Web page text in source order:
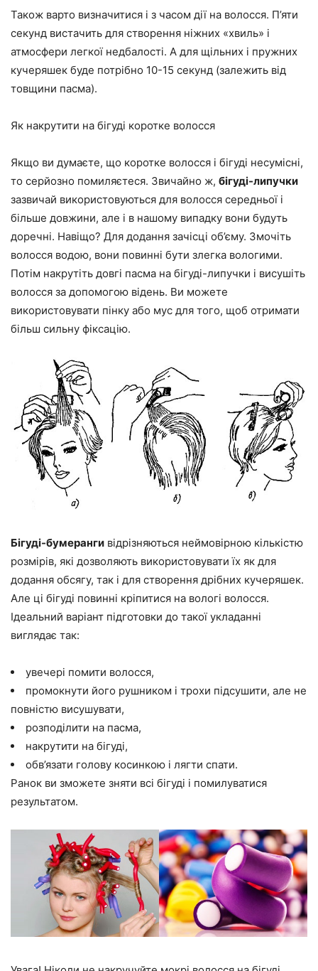
Також варто визначитися і з часом дії на волосся. П’яти
секунд вистачить для створення ніжних «хвиль» і
атмосфери легкої недбалості. А для щільних і пружних
кучеряшек буде потрібно 10-15 секунд (залежить від
товщини пасма).
Як накрутити на бігуді коротке волосся
Якщо ви думаєте, що коротке волосся і бігуді несумісні,
то серйозно помиляєтеся. Звичайно ж, бігуді-липучки
зазвичай використовуються для волосся середньої і
більше довжини, але і в нашому випадку вони будуть
доречні. Навіщо? Для додання зачісці об’єму. Змочіть
волосся водою, вони повинні бути злегка вологими.
Потім накрутіть довгі пасма на бігуді-липучки і висушіть
волосся за допомогою відень. Ви можете
використовувати пінку або мус для того, щоб отримати
більш сильну фіксацію.
Бігуді-бумеранги відрізняються неймовірною кількістю
розмірів, які дозволяють використовувати їх як для
додання обсягу, так і для створення дрібних кучеряшек.
Але ці бігуді повинні кріпитися на вологі волосся.
Ідеальний варіант підготовки до такої укладанні
виглядає так:
увечері помити волосся,
промокнути його рушником і трохи підсушити, але не
повністю висушувати,
розподілити на пасма,
накрутити на бігуді,
обв’язати голову косинкою і лягти спати.
Ранок ви зможете зняти всі бігуді і помилуватися
результатом.